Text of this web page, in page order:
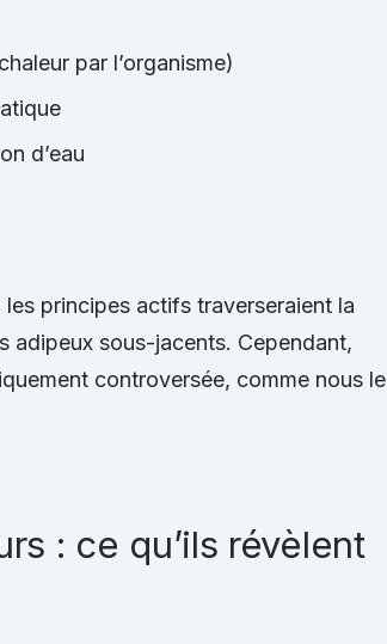
par l’organisme)
d’eau
principes actifs traverseraient la
adipeux sous-jacents. Cependant,
controversée, comme nous le
: ce qu’ils révèlent